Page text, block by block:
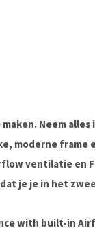
Neem alles
moderne frame
ventilatie en
je je in het
with built-in